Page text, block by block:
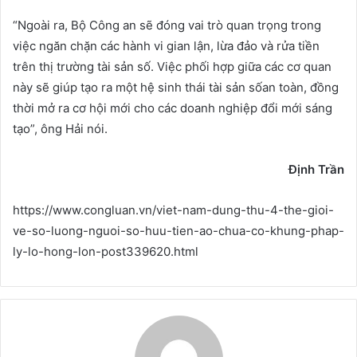
“Ngoài ra, Bộ Công an sẽ đóng vai trò quan trọng trong
việc ngăn chặn các hành vi gian lận, lừa đảo và rửa tiền
trên thị trường tài sản số. Việc phối hợp giữa các cơ quan
này sẽ giúp tạo ra một hệ sinh thái tài sản sốan toàn, đồng
thời mở ra cơ hội mới cho các doanh nghiệp đổi mới sáng
tạo”, ông Hải nói.
Định Trần
https://www.congluan.vn/viet-nam-dung-thu-4-the-gioi-
ve-so-luong-nguoi-so-huu-tien-ao-chua-co-khung-phap-
ly-lo-hong-lon-post339620.html